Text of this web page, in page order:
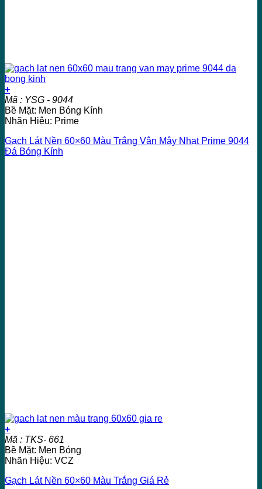
+
Mã : YSG - 9044
Bề Mặt: Men Bóng Kính
Nhãn Hiệu: Prime
Gạch Lát Nền 60×60 Màu Trắng Vân Mây Nhạt Prime 9044
Đá Bóng Kính
+
Mã : TKS- 661
Bề Mặt: Men Bóng
Nhãn Hiệu: VCZ
Gạch Lát Nền 60×60 Màu Trắng Giá Rẻ